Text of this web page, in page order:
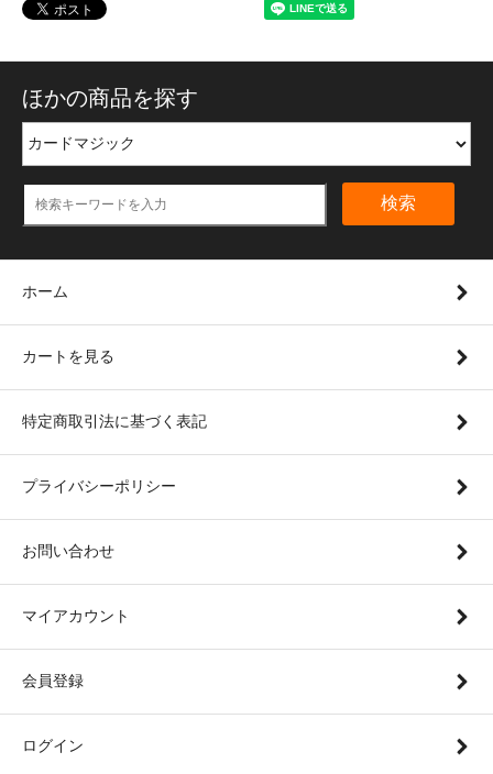
ほかの商品を探す
検索
ホーム
カートを見る
特定商取引法に基づく表記
プライバシーポリシー
お問い合わせ
マイアカウント
会員登録
ログイン